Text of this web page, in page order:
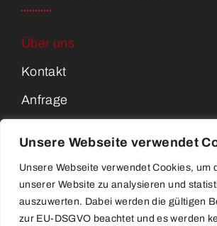
Unsere Webseite verwendet
Unsere Webseite verwendet Cookies, um
unserer Website zu analysieren und
auszuwerten. Dabei werden die gültigen
zur EU-DSGVO beachtet und es werden
Über uns
Kontakt
Anfrage